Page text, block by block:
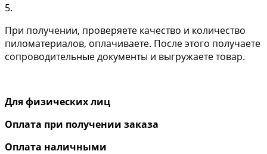
5.
При получении, проверяете качество и количество
пиломатериалов, оплачиваете. После этого получаете
сопроводительные документы и выгружаете товар.
Для физических лиц
Оплата при получении заказа
Оплата наличными